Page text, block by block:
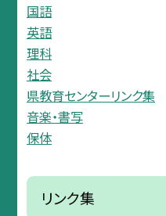
国語
英語
理科
社会
県教育センターリンク集
音楽・書写
保体
リンク集